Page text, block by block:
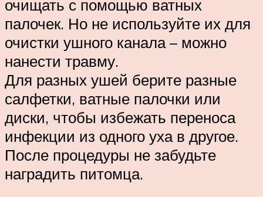
очищать с помощью ватных
палочек. Но не используйте их для
очистки ушного канала – можно
нанести травму.
Для разных ушей берите разные
салфетки, ватные палочки или
диски, чтобы избежать переноса
инфекции из одного уха в другое.
После процедуры не забудьте
наградить питомца.